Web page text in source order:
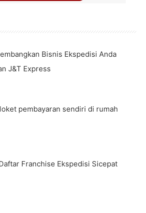
Bisnis Ekspedisi Anda
J&T Express
pembayaran sendiri di rumah
Franchise Ekspedisi Sicepat